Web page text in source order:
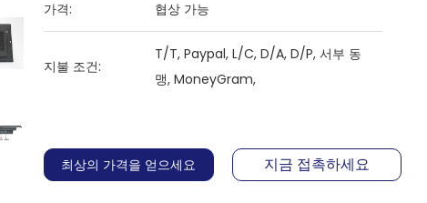
가격: 협상 가능
지불 조건:
T/T, Paypal, L/C, D/A, D/P, 서부 동
맹, MoneyGram,
최상의 가격을 얻으세요 지금 접촉하세요